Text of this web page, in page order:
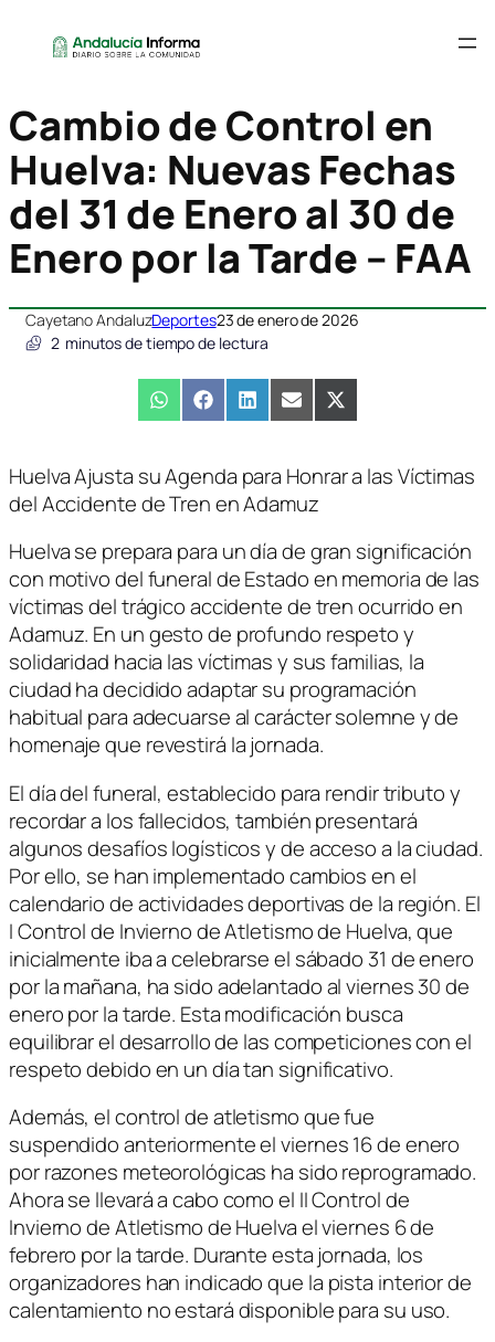
Cambio de Control en
Huelva: Nuevas Fechas
del 31 de Enero al 30 de
Enero por la Tarde – FAA
Cayetano AndaluzDeportes23 de enero de 2026
2 minutos de tiempo de lectura
Compartir
en
WhatsAppCompartir
en
FacebookCompartir
en
LinkedInCompartir
en
EmailCompartir
en
X
(Twitter)
Huelva Ajusta su Agenda para Honrar a las Víctimas
del Accidente de Tren en Adamuz
Huelva se prepara para un día de gran significación
con motivo del funeral de Estado en memoria de las
víctimas del trágico accidente de tren ocurrido en
Adamuz. En un gesto de profundo respeto y
solidaridad hacia las víctimas y sus familias, la
ciudad ha decidido adaptar su programación
habitual para adecuarse al carácter solemne y de
homenaje que revestirá la jornada.
El día del funeral, establecido para rendir tributo y
recordar a los fallecidos, también presentará
algunos desafíos logísticos y de acceso a la ciudad.
Por ello, se han implementado cambios en el
calendario de actividades deportivas de la región. El
I Control de Invierno de Atletismo de Huelva, que
inicialmente iba a celebrarse el sábado 31 de enero
por la mañana, ha sido adelantado al viernes 30 de
enero por la tarde. Esta modificación busca
equilibrar el desarrollo de las competiciones con el
respeto debido en un día tan significativo.
Además, el control de atletismo que fue
suspendido anteriormente el viernes 16 de enero
por razones meteorológicas ha sido reprogramado.
Ahora se llevará a cabo como el II Control de
Invierno de Atletismo de Huelva el viernes 6 de
febrero por la tarde. Durante esta jornada, los
organizadores han indicado que la pista interior de
calentamiento no estará disponible para su uso.